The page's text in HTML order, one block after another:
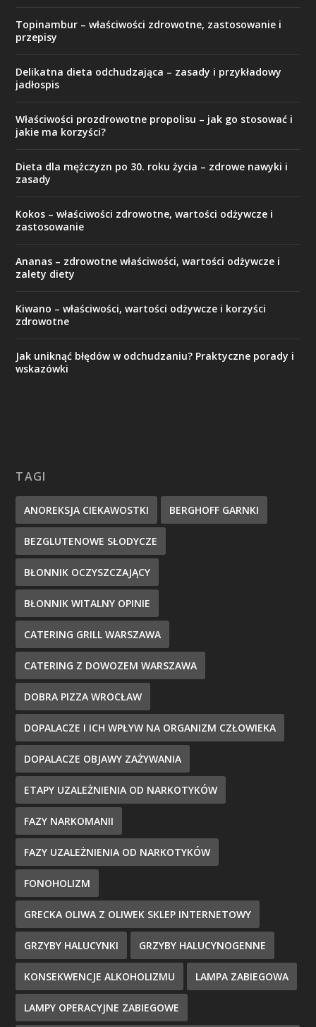
Topinambur – właściwości zdrowotne, zastosowanie i
przepisy
Delikatna dieta odchudzająca – zasady i przykładowy
jadłospis
Właściwości prozdrowotne propolisu – jak go stosować i
jakie ma korzyści?
Dieta dla mężczyzn po 30. roku życia – zdrowe nawyki i
zasady
Kokos – właściwości zdrowotne, wartości odżywcze i
zastosowanie
Ananas – zdrowotne właściwości, wartości odżywcze i
zalety diety
Kiwano – właściwości, wartości odżywcze i korzyści
zdrowotne
Jak uniknąć błędów w odchudzaniu? Praktyczne porady i
wskazówki
TAGI
ANOREKSJA CIEKAWOSTKI BERGHOFF GARNKI
BEZGLUTENOWE SŁODYCZE
BŁONNIK OCZYSZCZAJĄCY
BŁONNIK WITALNY OPINIE
CATERING GRILL WARSZAWA
CATERING Z DOWOZEM WARSZAWA
DOBRA PIZZA WROCŁAW
DOPALACZE I ICH WPŁYW NA ORGANIZM CZŁOWIEKA
DOPALACZE OBJAWY ZAŻYWANIA
ETAPY UZALEŻNIENIA OD NARKOTYKÓW
FAZY NARKOMANII
FAZY UZALEŻNIENIA OD NARKOTYKÓW
FONOHOLIZM
GRECKA OLIWA Z OLIWEK SKLEP INTERNETOWY
GRZYBY HALUCYNKI GRZYBY HALUCYNOGENNE
KONSEKWENCJE ALKOHOLIZMU LAMPA ZABIEGOWA
LAMPY OPERACYJNE ZABIEGOWE